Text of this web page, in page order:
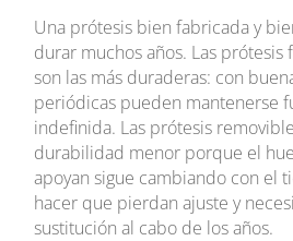
Una prótesis bien fabricada y
durar muchos años. Las prótesis
son las más duraderas: con
periódicas pueden mantenerse
indefinida. Las prótesis
durabilidad menor porque el
apoyan sigue cambiando con el
hacer que pierdan ajuste y
sustitución al cabo de los años.